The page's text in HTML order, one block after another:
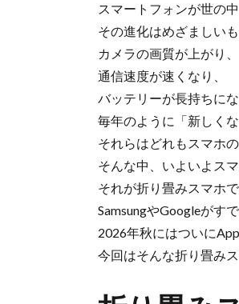
スマートフォンが世の
その進化はめざましい
カメラの画質が上がり、
通信速度が速くなり、
バッテリーが長持ちに
毎年のように「新しく
それらはどれもスマホ
そんな中、いよいよス
それが折り畳みスマホで
SamsungやGoogleがす
2026年秋にはついに
今回はそんな折り畳み